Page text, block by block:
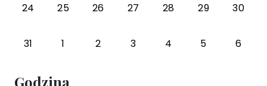
24 25 26 27 28 29 30
31 1 2 3 4 5 6
Godzina